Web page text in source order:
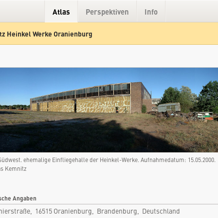
Atlas Perspektiven Info
Heinkel Werke Oranienburg
ehemalige Einfliegehalle der Heinkel-Werke. Aufnahmedatum: 15.05.2000.
Kemnitz
Angaben
16515 Oranienburg, Brandenburg, Deutschland
Hybrid Gelände Straße
Flugplatz Heinkel Werke Oranienburg